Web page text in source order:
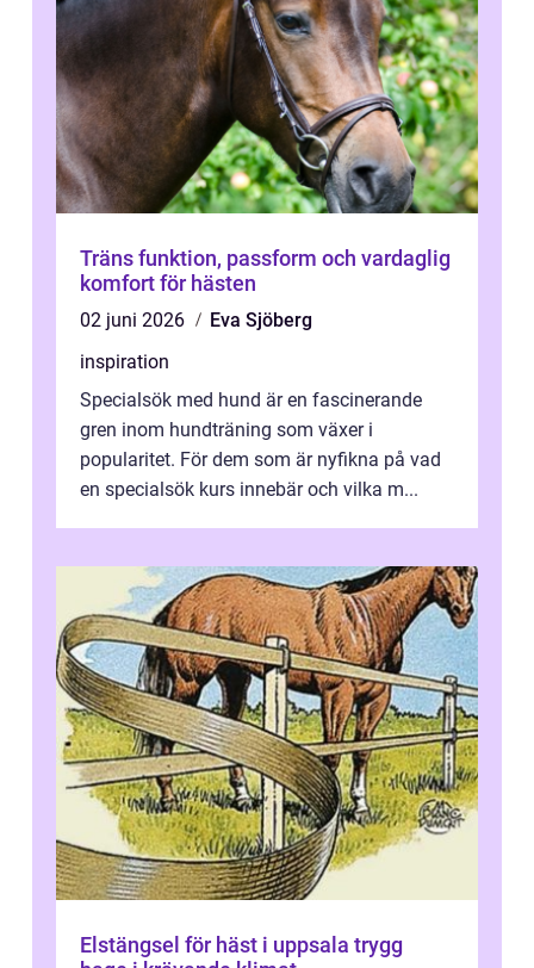
Träns funktion, passform och vardaglig
komfort för hästen
02 juni 2026
Eva Sjöberg
inspiration
Specialsök med hund är en fascinerande
gren inom hundträning som växer i
popularitet. För dem som är nyfikna på vad
en specialsök kurs innebär och vilka m...
Elstängsel för häst i uppsala trygg